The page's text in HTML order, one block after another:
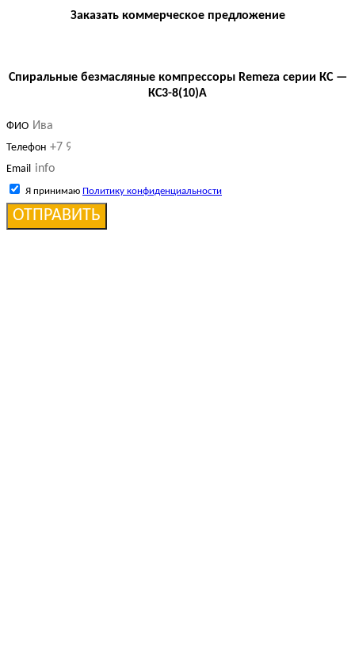
Заказать коммерческое предложение
Спиральные безмасляные компрессоры Remeza серии КС —
КС3-8(10)А
ФИО
Телефон
Email
Я принимаю Политику конфиденциальности
ОТПРАВИТЬ